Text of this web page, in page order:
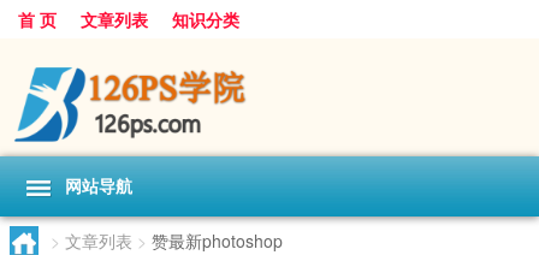
首 页 文章列表 知识分类
网站导航
> 文章列表 > 赞最新photoshop